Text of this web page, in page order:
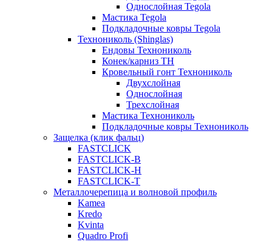
Однослойная Tegola
Мастика Tegola
Подкладочные ковры Tegola
Технониколь (Shinglas)
Ендовы Технониколь
Конек/карниз ТН
Кровельный гонт Технониколь
Двухслойная
Однослойная
Трехслойная
Мастика Технониколь
Подкладочные ковры Технониколь
Защелка (клик фальц)
FASTCLICK
FASTCLICK-B
FASTCLICK-H
FASTCLICK-T
Металлочерепица и волновой профиль
Kamea
Kredo
Kvinta
Quadro Profi